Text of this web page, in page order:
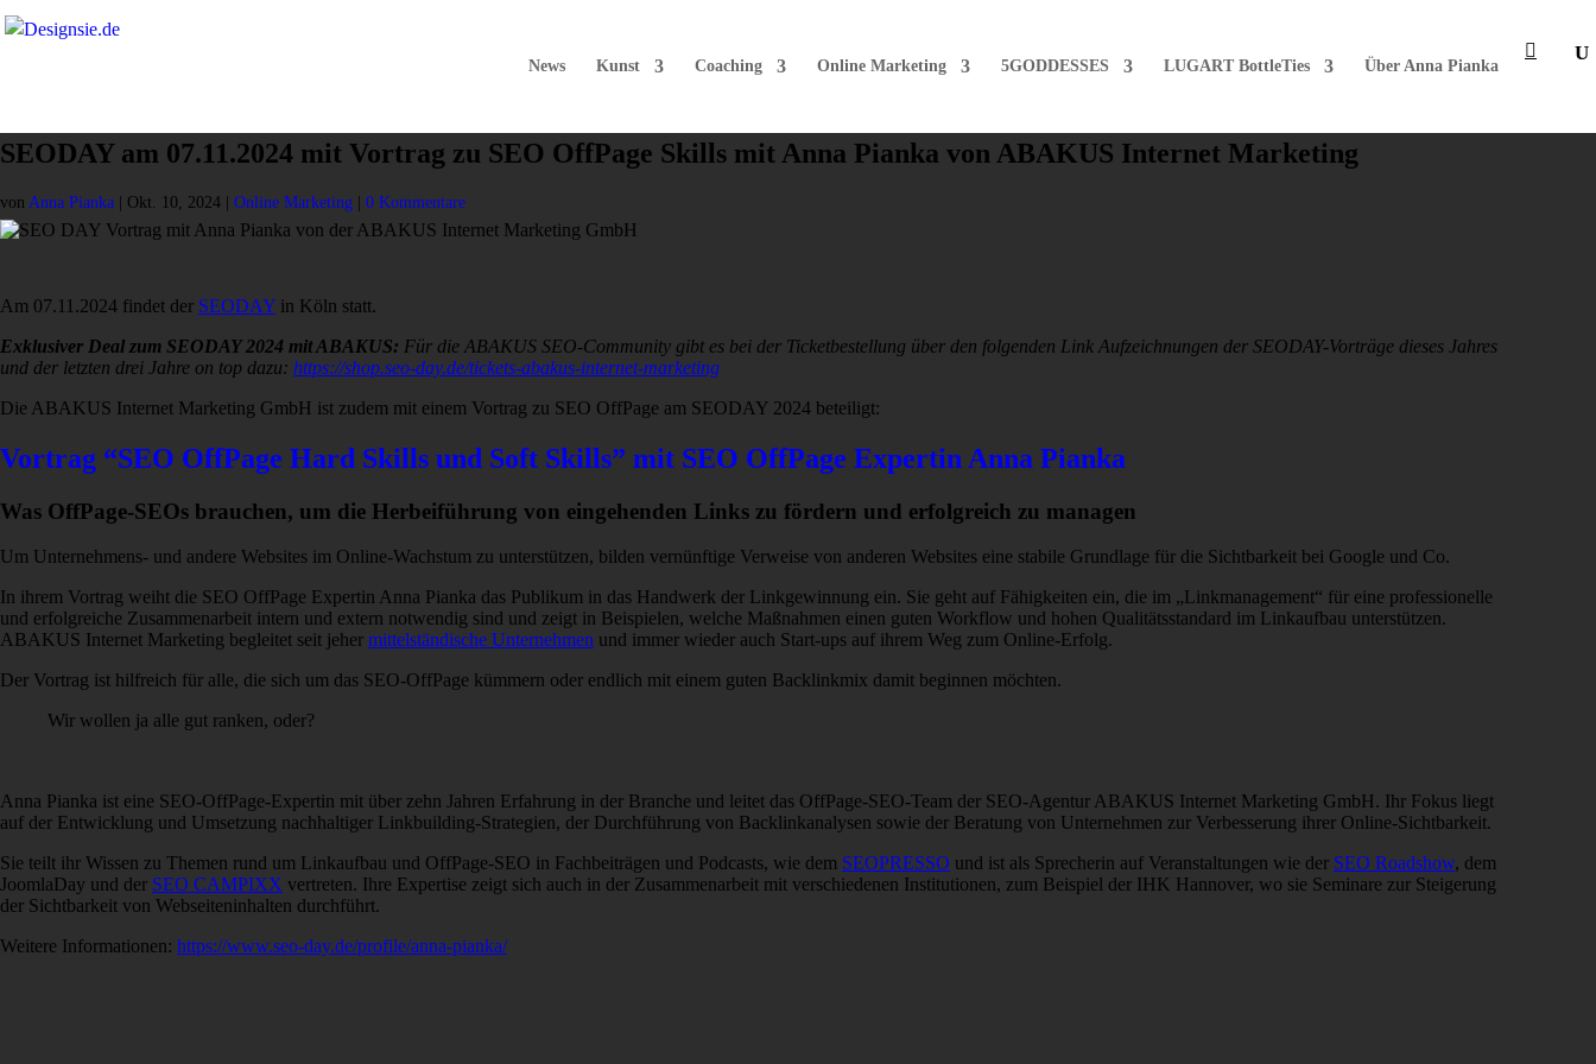
News Kunst Coaching Online Marketing 5GODDESSES LUGART BottleTies Über Anna Pianka
SEODAY am 07.11.2024 mit Vortrag zu SEO OffPage Skills mit Anna Pianka von ABAKUS Internet Marketing
von Anna Pianka Okt. 10, 2024 Online Marketing 0 Kommentare
Am 07.11.2024 findet der SEODAY in Köln statt.
Exklusiver Deal zum SEODAY 2024 mit ABAKUS: Für die ABAKUS SEO-Community gibt es bei der Ticketbestellung über den folgenden Link Aufzeichnungen der SEODAY-Vorträge dieses Jahres
und der letzten drei Jahre on top dazu: https://shop.seo-day.de/tickets-abakus-internet-marketing
Die ABAKUS Internet Marketing GmbH ist zudem mit einem Vortrag zu SEO OffPage am SEODAY 2024 beteiligt:
Vortrag “SEO OffPage Hard Skills und Soft Skills” mit SEO OffPage Expertin Anna Pianka
Was OffPage-SEOs brauchen, um die Herbeiführung von eingehenden Links zu fördern und erfolgreich zu managen
Um Unternehmens- und andere Websites im Online-Wachstum zu unterstützen, bilden vernünftige Verweise von anderen Websites eine stabile Grundlage für die Sichtbarkeit bei Google und Co.
In ihrem Vortrag weiht die SEO OffPage Expertin Anna Pianka das Publikum in das Handwerk der Linkgewinnung ein. Sie geht auf Fähigkeiten ein, die im „Linkmanagement“ für eine professionelle
und erfolgreiche Zusammenarbeit intern und extern notwendig sind und zeigt in Beispielen, welche Maßnahmen einen guten Workflow und hohen Qualitätsstandard im Linkaufbau unterstützen.
ABAKUS Internet Marketing begleitet seit jeher mittelständische Unternehmen und immer wieder auch Start-ups auf ihrem Weg zum Online-Erfolg.
Der Vortrag ist hilfreich für alle, die sich um das SEO-OffPage kümmern oder endlich mit einem guten Backlinkmix damit beginnen möchten.
Wir wollen ja alle gut ranken, oder?
Anna Pianka ist eine SEO-OffPage-Expertin mit über zehn Jahren Erfahrung in der Branche und leitet das OffPage-SEO-Team der SEO-Agentur ABAKUS Internet Marketing GmbH. Ihr Fokus liegt
auf der Entwicklung und Umsetzung nachhaltiger Linkbuilding-Strategien, der Durchführung von Backlinkanalysen sowie der Beratung von Unternehmen zur Verbesserung ihrer Online-Sichtbarkeit.
Sie teilt ihr Wissen zu Themen rund um Linkaufbau und OffPage-SEO in Fachbeiträgen und Podcasts, wie dem SEOPRESSO und ist als Sprecherin auf Veranstaltungen wie der SEO Roadshow, dem
JoomlaDay und der SEO CAMPIXX vertreten. Ihre Expertise zeigt sich auch in der Zusammenarbeit mit verschiedenen Institutionen, zum Beispiel der IHK Hannover, wo sie Seminare zur Steigerung
der Sichtbarkeit von Webseiteninhalten durchführt.
Weitere Informationen: https://www.seo-day.de/profile/anna-pianka/